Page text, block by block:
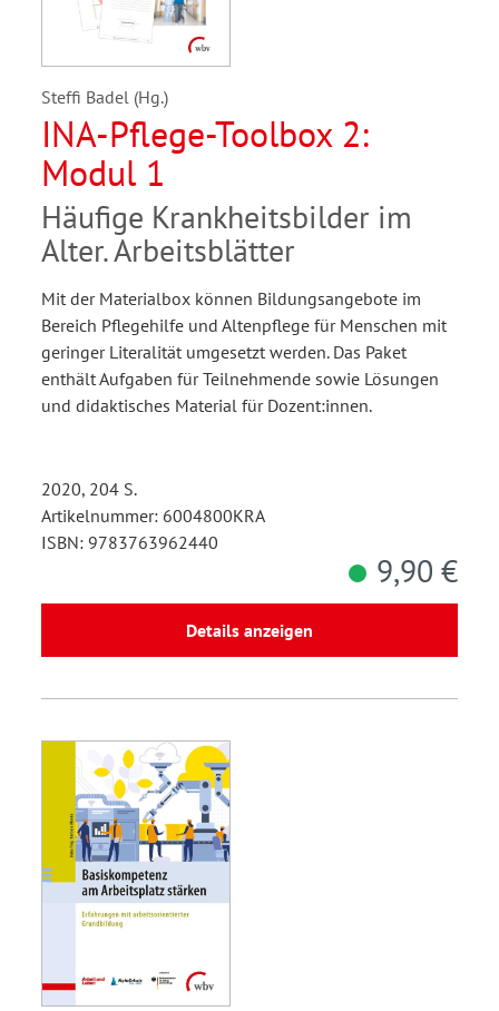
Steffi Badel (Hg.)
INA-Pflege-Toolbox 2:
Modul 1
Häufige Krankheitsbilder im
Alter. Arbeitsblätter
Mit der Materialbox können Bildungsangebote im
Bereich Pflegehilfe und Altenpflege für Menschen mit
geringer Literalität umgesetzt werden. Das Paket
enthält Aufgaben für Teilnehmende sowie Lösungen
und didaktisches Material für Dozent:innen.
2020, 204 S.
Artikelnummer: 6004800KRA
ISBN: 9783763962440
9,90 €
Details anzeigen